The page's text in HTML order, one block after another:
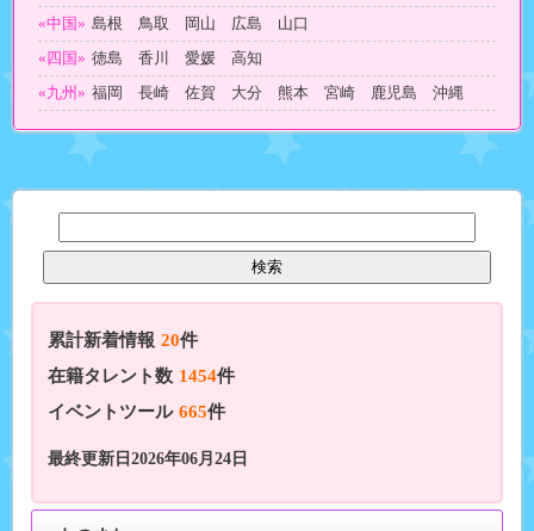
«中国» 島根 鳥取 岡山 広島 山口
«四国» 徳島 香川 愛媛 高知
«九州» 福岡 長崎 佐賀 大分 熊本 宮崎 鹿児島 沖縄
累計新着情報 20件
在籍タレント数 1454件
イベントツール 665件
最終更新日2026年06月24日